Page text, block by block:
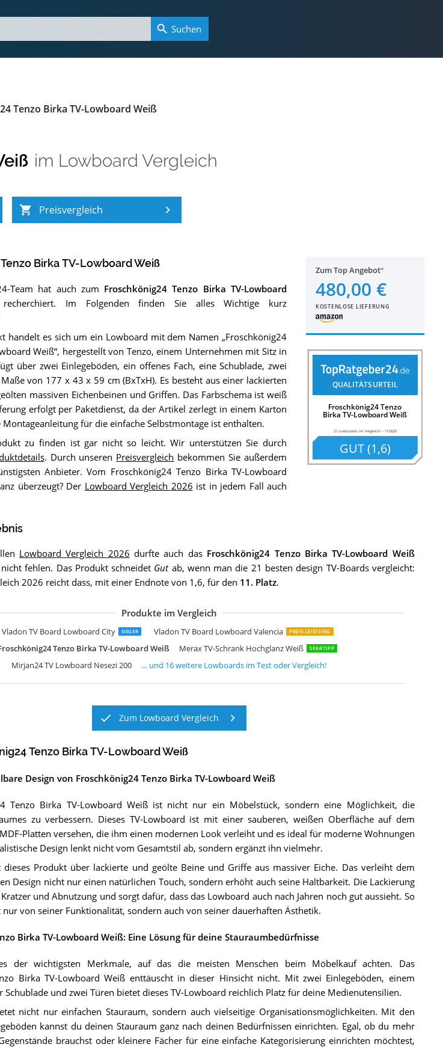
Tenzo Birka TV-Lowboard Weiß
im Lowboard Vergleich
Preisvergleich
Zum Top Angebot
480,00 €
KOSTENLOSE LIEFERUNG
QUALITÄTSURTEIL
Froschkönig24 Tenzo
Birka TV-Lowboard Weiß
21 Lowboards im Vergleich– 11/2025
GUT(1,6)
Birka TV-Lowboard Weiß
Team hat auch zum Froschkönig24 Tenzo Birka TV-Lowboard
Im Folgenden finden Sie alles Wichtige kurz
handelt es sich um ein Lowboard mit dem Namen „Froschkönig24
Weiß“, hergestellt von Tenzo, einem Unternehmen mit Sitz in
über zwei Einlegeböden, ein offenes Fach, eine Schublade, zwei
von 177 x 43 x 59 cm (BxTxH). Es besteht aus einer lackierten
massiven Eichenbeinen und Griffen. Das Farbschema ist weiß
erfolgt per Paketdienst, da der Artikel zerlegt in einem Karton
für die einfache Selbstmontage ist enthalten.
zu finden ist gar nicht so leicht. Wir unterstützen Sie durch
. Durch unseren Preisvergleich bekommen Sie außerdem
Anbieter. Vom Froschkönig24 Tenzo Birka TV-Lowboard
überzeugt? Der Lowboard Vergleich 2026 ist in jedem Fall auch
Lowboard Vergleich 2026 durfte auch das Froschkönig24 Tenzo Birka TV-Lowboard Weiß
fehlen. Das Produkt schneidet Gutab, wenn man die 21 besten design TV-Boards vergleicht:
2026 reicht dass, mit einer Endnote von 1,6, für den 11. Platz.
Produkte im Vergleich
Vladon TV Board Lowboard City SIEGER Vladon TV Board Lowboard Valencia PREIS-LEISTUNG
Tenzo Birka TV-Lowboard Weiß Merax TV-Schrank Hochglanz Weiß SPARTIPP
Mirjan24 TV Lowboard Nesezi 200
SHARPDO Ausziehbarer TV-Schrank
OLEYLUCKLIVE Mid-Century Modern TV-Schrank
ZUUYEE TV-Schrank mit 2 Türen und 2 Schubladen
Lowboard Vihti mit 3 Staufächern
Merax TV Schrank TV Lowboard
Mirjan24 TV Lowboard Nesezi
Lowboard TV Schrank Aura 200 cm Hängend oder Stehen universal
Lookway Colgante 200 cm TV-Schrank
WLIVE TV Schrank mit LED
Vladon TV Board Lowboard Flow
Vladon TV Board Lowboard Flow
Forte High Rock TV Unterschrank rechts
Wuun Somero Korpus Weiß Hochglanz /180cm
TV-Lowboard Longboard Hifi Rack Unterschrank Tisch
Selsey Wander TV-Lowboard Fernsehschrank Hängend
Selsey Lana TV Hängeboard
… und 16weitere Lowboards im Test oder Vergleich!
Zum Lowboard Vergleich
Tenzo Birka TV-Lowboard Weiß
Design von Froschkönig24 Tenzo Birka TV-Lowboard Weiß
Tenzo Birka TV-Lowboard Weiß ist nicht nur ein Möbelstück, sondern eine Möglichkeit, die
zu verbessern. Dieses TV-Lowboard ist mit einer sauberen, weißen Oberfläche auf dem
Platten versehen, die ihm einen modernen Look verleiht und es ideal für moderne Wohnungen
Design lenkt nicht vom Gesamtstil ab, sondern ergänzt ihn vielmehr.
Produkt über lackierte und geölte Beine und Griffe aus massiver Eiche. Das verleiht dem
Design nicht nur einen natürlichen Touch, sondern erhöht auch seine Haltbarkeit. Die Lackierung
und Abnutzung und sorgt dafür, dass das Lowboard auch nach Jahren noch gut aussieht. So
von seiner Funktionalität, sondern auch von seiner dauerhaften Ästhetik.
Birka TV-Lowboard Weiß: Eine Lösung für deine Stauraumbedürfnisse
der wichtigsten Merkmale, auf das die meisten Menschen beim Möbelkauf achten. Das
Birka TV-Lowboard Weiß enttäuscht in dieser Hinsicht nicht. Mit zwei Einlegeböden, einem
Schublade und zwei Türen bietet dieses TV-Lowboard reichlich Platz für deine Medienutensilien.
nicht nur einfachen Stauraum, sondern auch vielseitige Organisationsmöglichkeiten. Mit den
kannst du deinen Stauraum ganz nach deinen Bedürfnissen einrichten. Egal, ob du mehr
brauchst oder kleinere Fächer für eine einfache Kategorisierung einrichten möchtest,
Suchen